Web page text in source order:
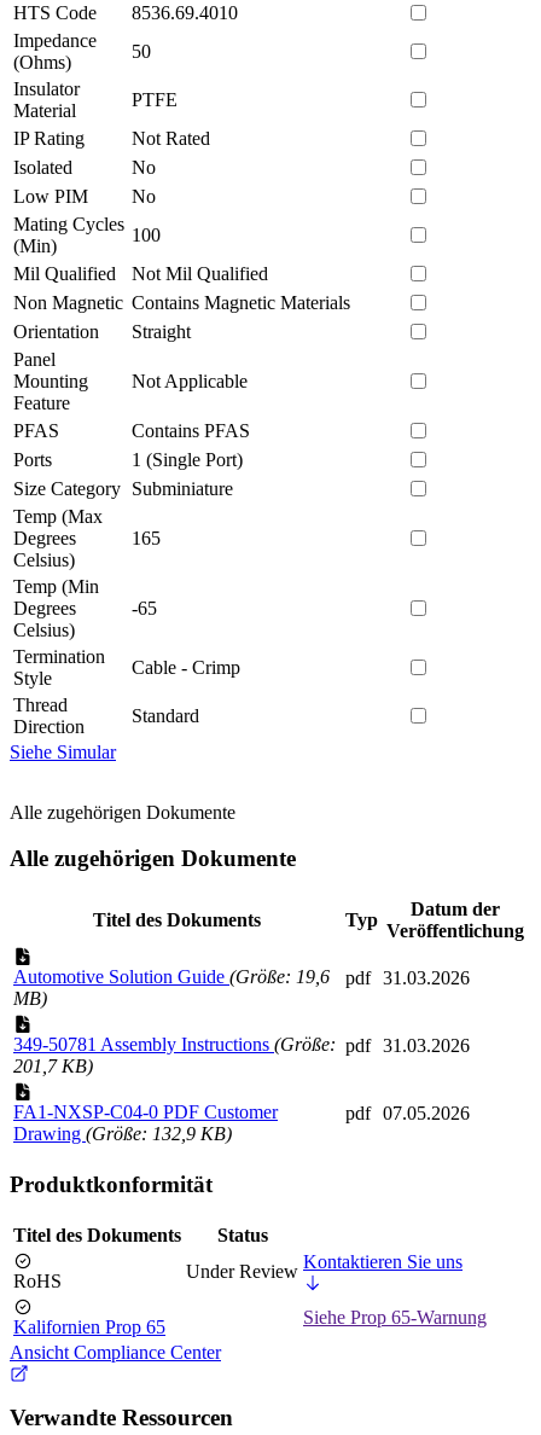
HTS Code
8536.69.4010
Impedance
(Ohms)
50
Insulator
Material
PTFE
IP Rating
Not Rated
Isolated
No
Low PIM
No
Mating Cycles
(Min)
100
Mil Qualified
Not Mil Qualified
Non Magnetic Contains Magnetic Materials
Orientation
Straight
Panel
Mounting
Feature
Not Applicable
PFAS
Contains PFAS
Ports
1 (Single Port)
Size Category Subminiature
Temp (Max
Degrees
Celsius)
165
Temp (Min
Degrees
Celsius)
-65
Termination
Style
Cable - Crimp
Thread
Direction
Standard
Siehe Simular
Alle zugehörigen Dokumente
Alle zugehörigen Dokumente
Titel des Dokuments Typ
Datum der
Veröffentlichung
Automotive Solution Guide (Größe: 19,6
MB)
pdf 31.03.2026
349-50781 Assembly Instructions (Größe:
201,7 KB)
pdf 31.03.2026
FA1-NXSP-C04-0 PDF Customer
Drawing (Größe: 132,9 KB)
pdf 07.05.2026
Produktkonformität
Titel des Dokuments Status
RoHS Under Review Kontaktieren Sie uns
Kalifornien Prop 65
Siehe Prop 65-Warnung
Ansicht Compliance Center
Verwandte Ressourcen